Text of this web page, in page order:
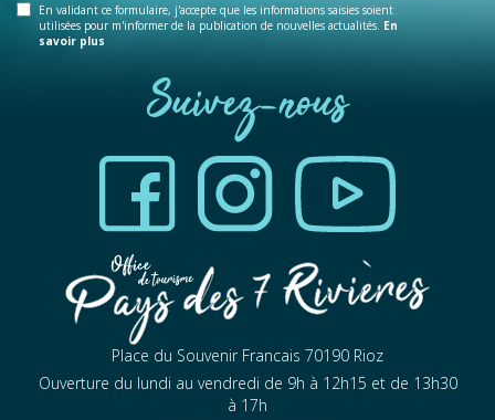
En validant ce formulaire, j'accepte que les informations saisies soient
utilisées pour m'informer de la publication de nouvelles actualités. En
savoir plus
Suivez-nous
Place du Souvenir Francais 70190 Rioz
Ouverture du lundi au vendredi de 9h à 12h15 et de 13h30
à 17h